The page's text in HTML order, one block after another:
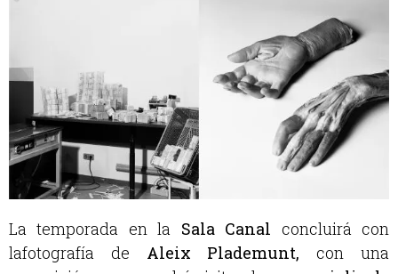
La temporada en la Sala Canal concluirá con
lafotografía de Aleix Plademunt, con una